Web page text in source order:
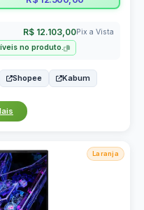
R$ 12.103,00Pix a Vista
no produto.
Shopee Kabum
Laranja